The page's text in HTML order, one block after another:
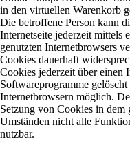
in den virtuellen Warenkorb
Die betroffene Person kann
Internetseite jederzeit mittels
genutzten Internetbrowsers
Cookies dauerhaft
Cookies jederzeit über einen
Softwareprogramme
Internetbrowsern möglich.
Setzung von Cookies in dem
Umständen nicht alle
nutzbar.